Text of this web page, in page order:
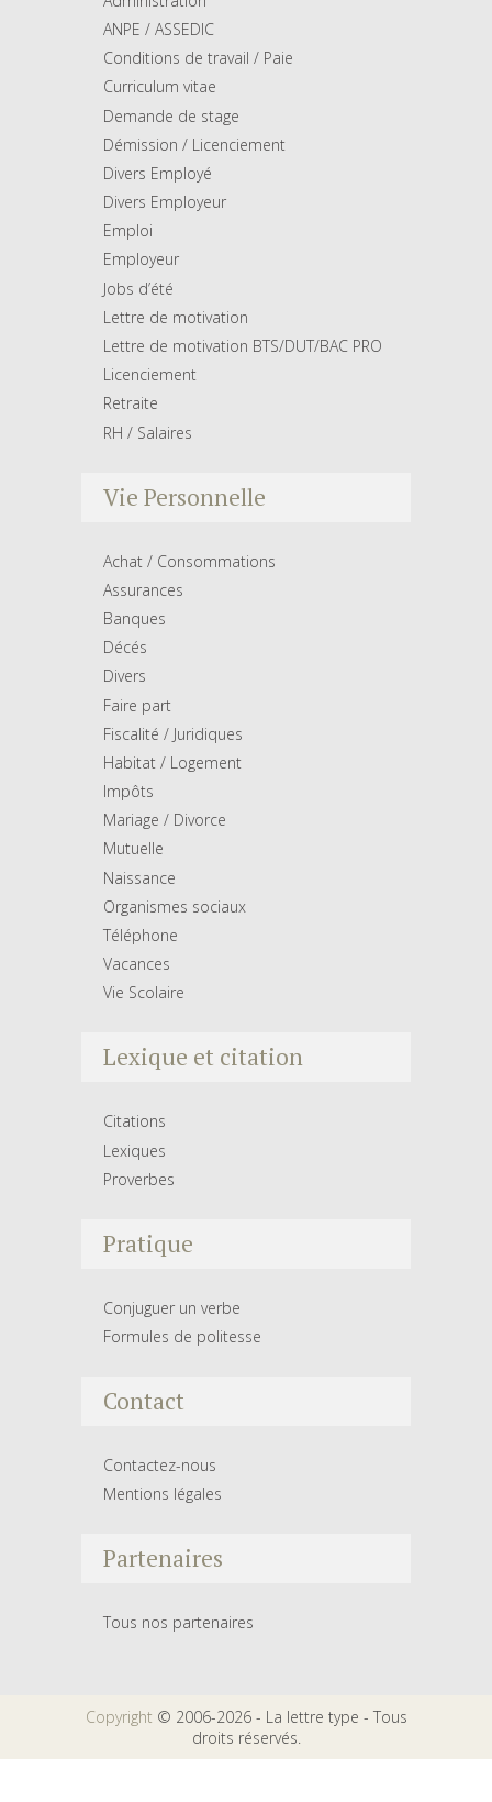
ANPE / ASSEDIC
Conditions de travail / Paie
Curriculum vitae
Demande de stage
Démission / Licenciement
Divers Employé
Divers Employeur
Emploi
Employeur
Jobs d’été
Lettre de motivation
Lettre de motivation BTS/DUT/BAC PRO
Licenciement
Retraite
RH / Salaires
Vie Personnelle
Achat / Consommations
Assurances
Banques
Décés
Divers
Faire part
Fiscalité / Juridiques
Habitat / Logement
Impôts
Mariage / Divorce
Mutuelle
Naissance
Organismes sociaux
Téléphone
Vacances
Vie Scolaire
Lexique et citation
Citations
Lexiques
Proverbes
Pratique
Conjuguer un verbe
Formules de politesse
Contact
Contactez-nous
Mentions légales
Partenaires
Tous nos partenaires
Copyright © 2006-2026 - La lettre type - Tous
droits réservés.